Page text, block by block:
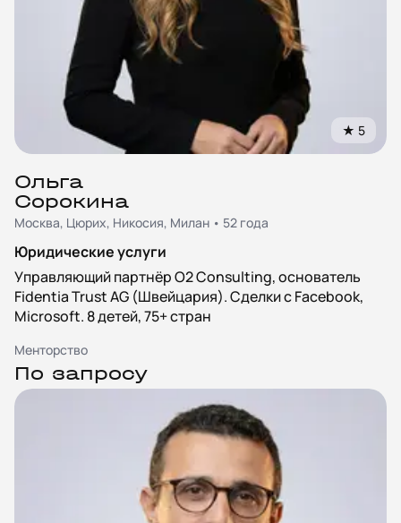
★ 5
Ольга
Сорокина
Москва, Цюрих, Никосия, Милан • 52 года
Юридические услуги
Управляющий партнёр O2 Consulting, основатель
Fidentia Trust AG (Швейцария). Сделки с Facebook,
Microsoft. 8 детей, 75+ стран
Менторство
По запросу